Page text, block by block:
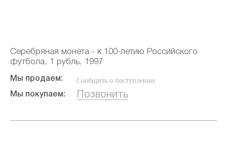
Серебряная монета - к 100-летию Российского
футбола, 1 рубль, 1997
Мы продаем: Сообщить о поступлении
Мы покупаем: Позвонить